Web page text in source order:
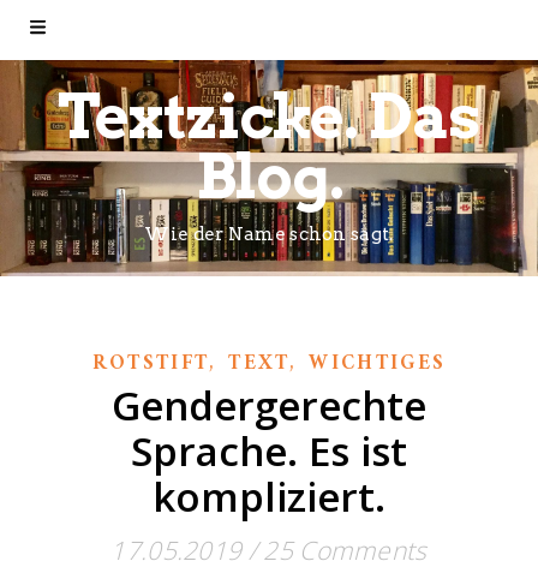
Textzicke. Das
Blog.
Wie der Name schon sagt.
ROTSTIFT,TEXT,WICHTIGES
Gendergerechte
Sprache. Es ist
kompliziert.
17.05.2019 / 25 Comments